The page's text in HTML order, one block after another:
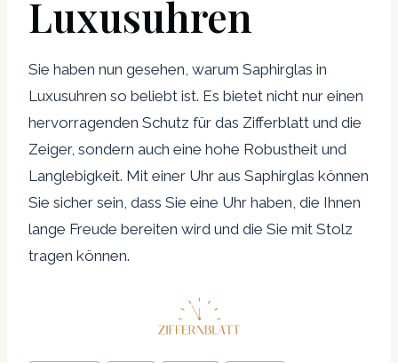
Luxusuhren
Sie haben nun gesehen, warum Saphirglas in
Luxusuhren so beliebt ist. Es bietet nicht nur einen
hervorragenden Schutz für das Zifferblatt und die
Zeiger, sondern auch eine hohe Robustheit und
Langlebigkeit. Mit einer Uhr aus Saphirglas können
Sie sicher sein, dass Sie eine Uhr haben, die Ihnen
lange Freude bereiten wird und die Sie mit Stolz
tragen können.